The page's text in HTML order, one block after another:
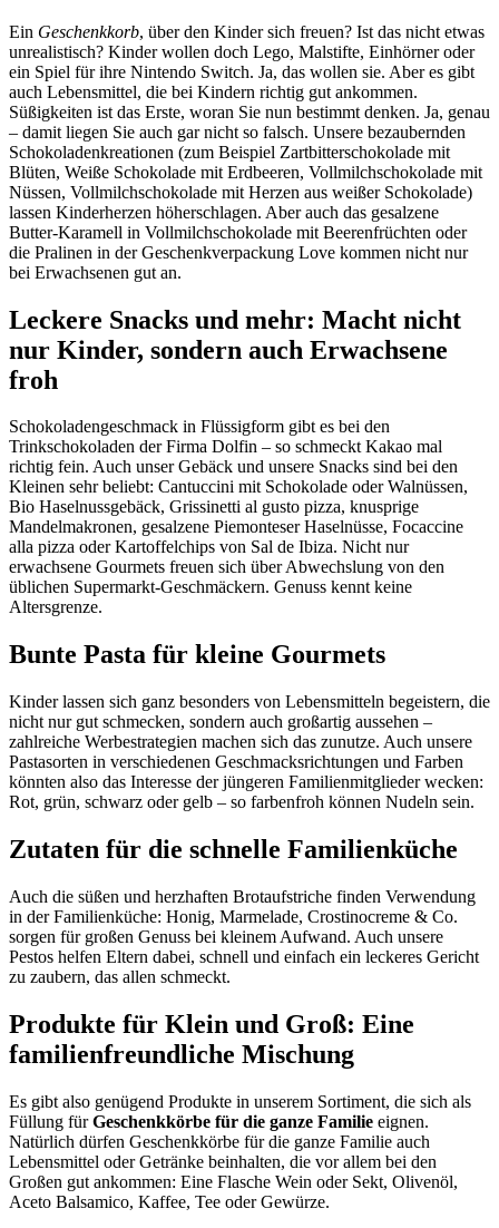
Ein Geschenkkorb, über den Kinder sich freuen? Ist das nicht etwas
unrealistisch? Kinder wollen doch Lego, Malstifte, Einhörner oder
ein Spiel für ihre Nintendo Switch. Ja, das wollen sie. Aber es gibt
auch Lebensmittel, die bei Kindern richtig gut ankommen.
Süßigkeiten ist das Erste, woran Sie nun bestimmt denken. Ja, genau
– damit liegen Sie auch gar nicht so falsch. Unsere bezaubernden
Schokoladenkreationen (zum Beispiel Zartbitterschokolade mit
Blüten, Weiße Schokolade mit Erdbeeren, Vollmilchschokolade mit
Nüssen, Vollmilchschokolade mit Herzen aus weißer Schokolade)
lassen Kinderherzen höherschlagen. Aber auch das gesalzene
Butter-Karamell in Vollmilchschokolade mit Beerenfrüchten oder
die Pralinen in der Geschenkverpackung Love kommen nicht nur
bei Erwachsenen gut an.
Leckere Snacks und mehr: Macht nicht
nur Kinder, sondern auch Erwachsene
froh
Schokoladengeschmack in Flüssigform gibt es bei den
Trinkschokoladen der Firma Dolfin – so schmeckt Kakao mal
richtig fein. Auch unser Gebäck und unsere Snacks sind bei den
Kleinen sehr beliebt: Cantuccini mit Schokolade oder Walnüssen,
Bio Haselnussgebäck, Grissinetti al gusto pizza, knusprige
Mandelmakronen, gesalzene Piemonteser Haselnüsse, Focaccine
alla pizza oder Kartoffelchips von Sal de Ibiza. Nicht nur
erwachsene Gourmets freuen sich über Abwechslung von den
üblichen Supermarkt-Geschmäckern. Genuss kennt keine
Altersgrenze.
Bunte Pasta für kleine Gourmets
Kinder lassen sich ganz besonders von Lebensmitteln begeistern, die
nicht nur gut schmecken, sondern auch großartig aussehen –
zahlreiche Werbestrategien machen sich das zunutze. Auch unsere
Pastasorten in verschiedenen Geschmacksrichtungen und Farben
könnten also das Interesse der jüngeren Familienmitglieder wecken:
Rot, grün, schwarz oder gelb – so farbenfroh können Nudeln sein.
Zutaten für die schnelle Familienküche
Auch die süßen und herzhaften Brotaufstriche finden Verwendung
in der Familienküche: Honig, Marmelade, Crostinocreme & Co.
sorgen für großen Genuss bei kleinem Aufwand. Auch unsere
Pestos helfen Eltern dabei, schnell und einfach ein leckeres Gericht
zu zaubern, das allen schmeckt.
Produkte für Klein und Groß: Eine
familienfreundliche Mischung
Es gibt also genügend Produkte in unserem Sortiment, die sich als
Füllung fürGeschenkkörbe für die ganze Familie eignen.
Natürlich dürfen Geschenkkörbe für die ganze Familie auch
Lebensmittel oder Getränke beinhalten, die vor allem bei den
Großen gut ankommen: Eine Flasche Wein oder Sekt, Olivenöl,
Aceto Balsamico, Kaffee, Tee oder Gewürze.